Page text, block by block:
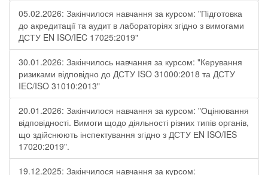
05.02.2026: Закінчилося навчання за курсом: "Підготовка
до акредитації та аудит в лабораторіях згідно з вимогами
ДСТУ EN ISO/IEC 17025:2019"
30.01.2026: Закінчилось навчання за курсом: "Керування
ризиками відповідно до ДСТУ ISO 31000:2018 та ДСТУ
IEC/ISO 31010:2013"
20.01.2026: Закінчилося навчання за курсом: "Оцінювання
відповідності. Вимоги щодо діяльності різних типів органів,
що здійснюють інспектування згідно з ДСТУ ЕN ISO/IES
17020:2019".
19.12.2025: Закінчилося навчання за курсом: